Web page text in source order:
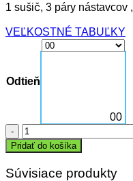
1 sušič, 3 páry nástavcov
VEĽKOSTNÉ TABUĽKY
Odtieň
00
množstvo
ALPENHEAT
Sušič
UniversalDry
Pridať do košíka
Súvisiace produkty